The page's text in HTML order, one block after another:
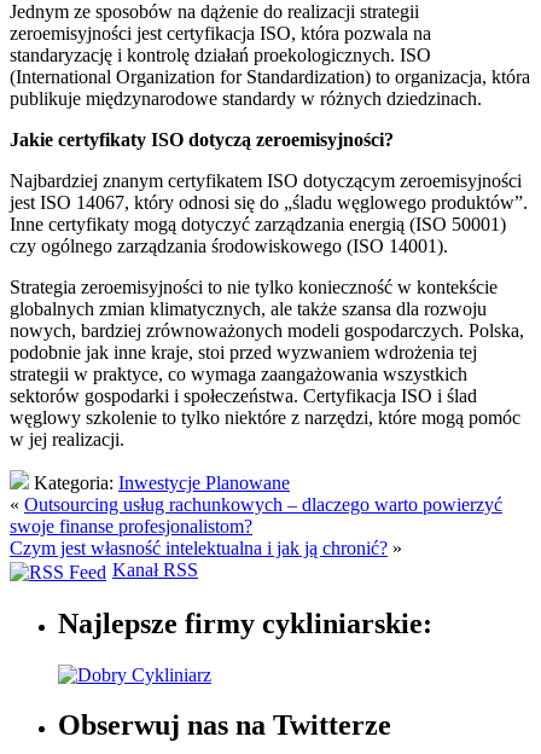
Jednym ze sposobów na dążenie do realizacji strategii
zeroemisyjności jest certyfikacja ISO, która pozwala na
standaryzację i kontrolę działań proekologicznych. ISO
(International Organization for Standardization) to organizacja, która
publikuje międzynarodowe standardy w różnych dziedzinach.
Jakie certyfikaty ISO dotyczą zeroemisyjności?
Najbardziej znanym certyfikatem ISO dotyczącym zeroemisyjności
jest ISO 14067, który odnosi się do „śladu węglowego produktów”.
Inne certyfikaty mogą dotyczyć zarządzania energią (ISO 50001)
czy ogólnego zarządzania środowiskowego (ISO 14001).
Strategia zeroemisyjności to nie tylko konieczność w kontekście
globalnych zmian klimatycznych, ale także szansa dla rozwoju
nowych, bardziej zrównoważonych modeli gospodarczych. Polska,
podobnie jak inne kraje, stoi przed wyzwaniem wdrożenia tej
strategii w praktyce, co wymaga zaangażowania wszystkich
sektorów gospodarki i społeczeństwa. Certyfikacja ISO i ślad
węglowy szkolenie to tylko niektóre z narzędzi, które mogą pomóc
w jej realizacji.
Kategoria: Inwestycje Planowane
« Outsourcing usług rachunkowych – dlaczego warto powierzyć
swoje finanse profesjonalistom?
Czym jest własność intelektualna i jak ją chronić? »
Kanał RSS
Najlepsze firmy cykliniarskie:
Obserwuj nas na Twitterze